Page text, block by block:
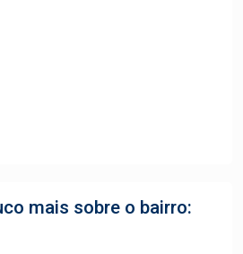
mais sobre o bairro: